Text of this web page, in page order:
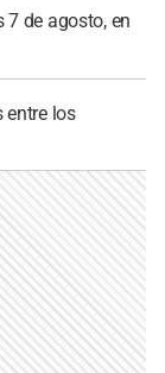
7 de agosto, en
entre los